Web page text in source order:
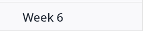
Week 6